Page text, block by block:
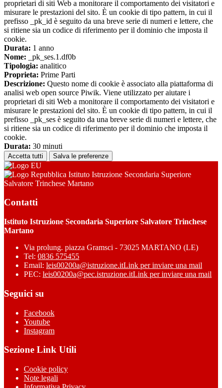
proprietari di siti Web a monitorare il comportamento dei visitatori e
misurare le prestazioni del sito. È un cookie di tipo pattern, in cui il
prefisso _pk_id è seguito da una breve serie di numeri e lettere, che
si ritiene sia un codice di riferimento per il dominio che imposta il
cookie.
Durata: 1 anno
Nome: _pk_ses.1.df0b
Tipologia: analitico
Proprieta: Prime Parti
Descrizione: Questo nome di cookie è associato alla piattaforma di
analisi web open source Piwik. Viene utilizzato per aiutare i
proprietari di siti Web a monitorare il comportamento dei visitatori e
misurare le prestazioni del sito. È un cookie di tipo pattern, in cui il
prefisso _pk_ses è seguito da una breve serie di numeri e lettere, che
si ritiene sia un codice di riferimento per il dominio che imposta il
cookie.
Durata: 30 minuti
Accetta tutti Salva le preferenze
Istituto Istruzione Secondaria Superiore
Salvatore Trinchese Martano
Contatti
Istituto Istruzione Secondaria Superiore Salvatore Trinchese
Martano
Via prolung. piazza Gramsci - 73025 MARTANO (LE)
Tel: 0836 575455
Email: leis00200a@istruzione.itLink per inviare una mail
PEC: leis00200a@pec.istruzione.itLink per inviare una mail
Seguici su
Facebook
Youtube
Instagram
Sezione Link Utili
Cookie policy
Note legali